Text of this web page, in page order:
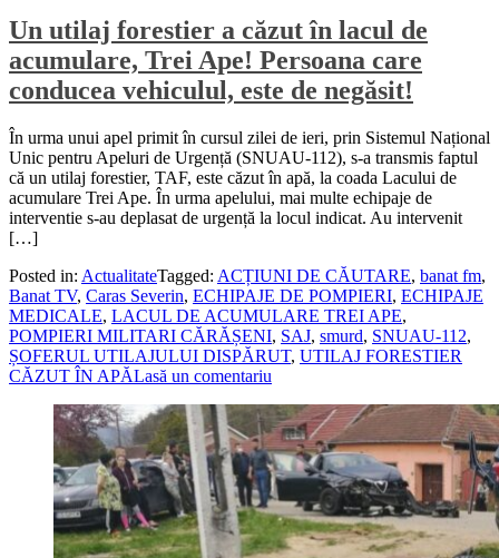
Un utilaj forestier a căzut în lacul de
acumulare, Trei Ape! Persoana care
conducea vehiculul, este de negăsit!
În urma unui apel primit în cursul zilei de ieri, prin Sistemul Național
Unic pentru Apeluri de Urgență (SNUAU-112), s-a transmis faptul
că un utilaj forestier, TAF, este căzut în apă, la coada Lacului de
acumulare Trei Ape. În urma apelului, mai multe echipaje de
interventie s-au deplasat de urgență la locul indicat. Au intervenit
[…]
Posted in: ActualitateTagged: ACȚIUNI DE CĂUTARE, banat fm,
Banat TV, Caras Severin, ECHIPAJE DE POMPIERI, ECHIPAJE
MEDICALE, LACUL DE ACUMULARE TREI APE,
POMPIERI MILITARI CĂRĂȘENI, SAJ, smurd, SNUAU-112,
ȘOFERUL UTILAJULUI DISPĂRUT, UTILAJ FORESTIER
CĂZUT ÎN APĂLasă un comentariu